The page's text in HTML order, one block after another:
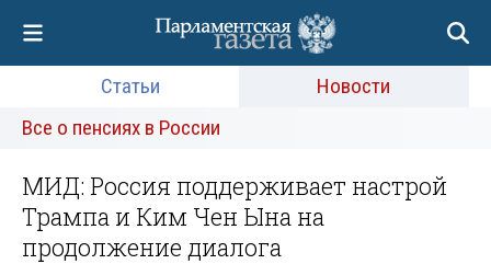
Статьи
Новости
Все о пенсиях в России
МИД: Россия поддерживает настрой
Трампа и Ким Чен Ына на
продолжение диалога